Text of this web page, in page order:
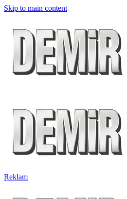
Skip to main content
Reklam